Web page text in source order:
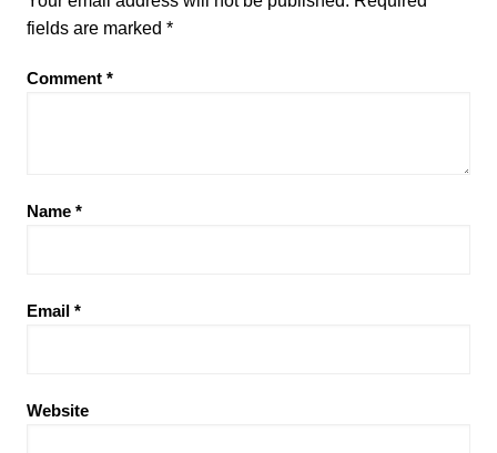
fields are marked *
Comment *
Name *
Email *
Website